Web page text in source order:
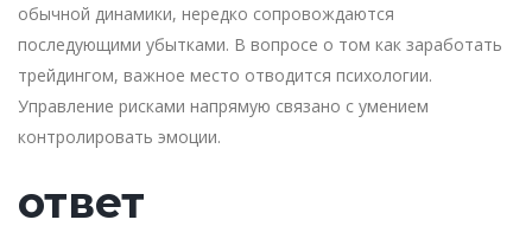
обычной динамики, нередко сопровождаются
последующими убытками. В вопросе о том как заработать
трейдингом, важное место отводится психологии.
Управление рисками напрямую связано с умением
контролировать эмоции.
ответ